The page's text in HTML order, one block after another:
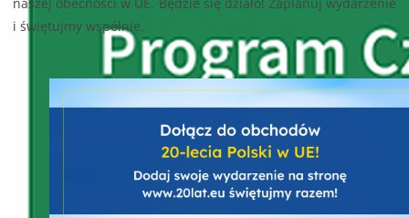
naszej obecności w UE. Będzie się działo! Zaplanuj wydarzenie
i świętujmy wspólnie.